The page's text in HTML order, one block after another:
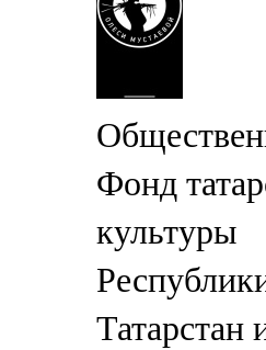
Фонд
культуры
Татарстан